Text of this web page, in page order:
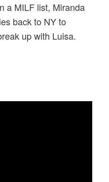
a MILF list, Miranda
back to NY to
up with Luisa.